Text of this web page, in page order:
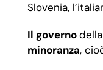
Slovenia,
Il governo
minoranza,